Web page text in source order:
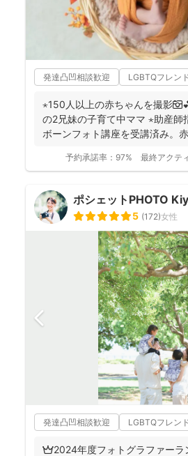
発達凸凹相談歓迎 LGBTQフレン
⋆150人以上の赤ちゃんを撮影
の2兄妹の子育て中ママ ⋆助産師
ボーンフォト講座を受講済み。
予約承諾率： 97% 最終アクテ
ポシェットPHOTO
5 (172)女性
発達凸凹相談歓迎 LGBTQフレン
👑2024年度フォトグラファーラ